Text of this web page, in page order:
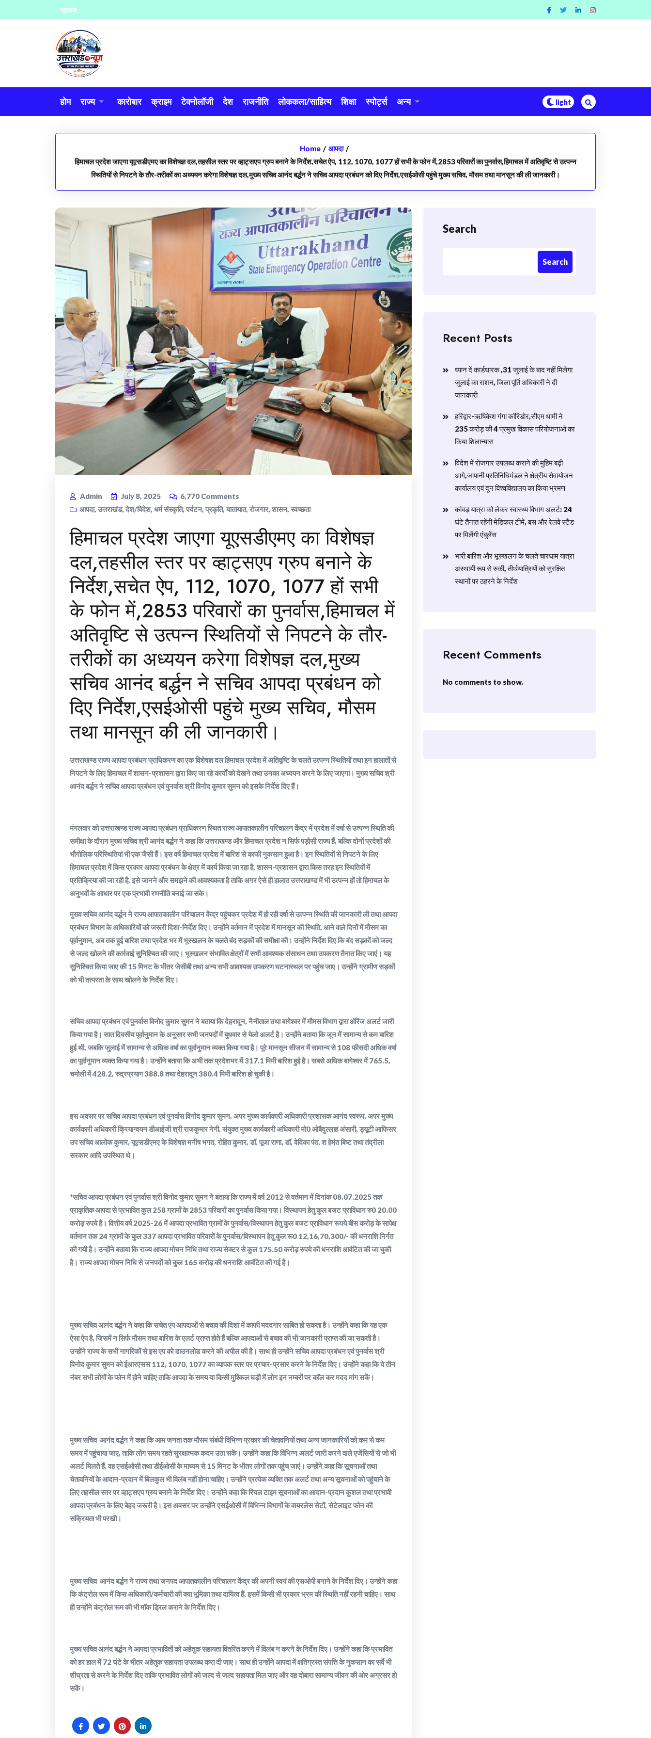
to
गढ़वाल
होम राज्य कारोबार क्राइम टेक्नोलॉजी देश राजनीति लोककला/साहित्य शिक्षा स्पोर्ट्स अन्य
Home / आपदा /
हिमाचल प्रदेश जाएगा यूएसडीएमए का विशेषज्ञ दल,तहसील स्तर पर व्हाट्सएप ग्रुप बनाने के निर्देश,सचेत ऐप, 112, 1070, 1077 हों सभी के फोन में,2853 परिवारों का पुनर्वास,हिमाचल में अतिवृष्टि से उत्पन्न
स्थितियों से निपटने के तौर-तरीकों का अध्ययन करेगा विशेषज्ञ दल,मुख्य सचिव आनंद बर्द्धन ने सचिव आपदा प्रबंधन को दिए निर्देश,एसईओसी पहुंचे मुख्य सचिव, मौसम तथा मानसून की ली जानकारी।
Admin July 8, 2025 6,770 Comments
आपदा, उत्तराखंड, देश/विदेश, धर्म संस्कृति, पर्यटन, प्रकृति, यातायात, रोजगार, शासन, स्वच्छता
हिमाचल प्रदेश जाएगा यूएसडीएमए का विशेषज्ञ
दल,तहसील स्तर पर व्हाट्सएप ग्रुप बनाने के
निर्देश,सचेत ऐप, 112, 1070, 1077 हों सभी
के फोन में,2853 परिवारों का पुनर्वास,हिमाचल में
अतिवृष्टि से उत्पन्न स्थितियों से निपटने के तौर-
तरीकों का अध्ययन करेगा विशेषज्ञ दल,मुख्य
सचिव आनंद बर्द्धन ने सचिव आपदा प्रबंधन को
दिए निर्देश,एसईओसी पहुंचे मुख्य सचिव, मौसम
तथा मानसून की ली जानकारी।
उत्तराखण्ड राज्य आपदा प्रबंधन प्राधिकरण का एक विशेषज्ञ दल हिमाचल प्रदेश में अतिवृष्टि के चलते उत्पन्न स्थितियों तथा इन हालातों से
निपटने के लिए हिमाचल में शासन-प्रशासन द्वारा किए जा रहे कार्यों को देखने तथा उनका अध्ययन करने के लिए जाएगा। मुख्य सचिव श्री
आनंद बर्द्धन ने सचिव आपदा प्रबंधन एवं पुनर्वास श्री विनोद कुमार सुमन को इसके निर्देश दिए हैं।
मंगलवार को उत्तराखण्ड राज्य आपदा प्रबंधन प्राधिकरण स्थित राज्य आपातकालीन परिचालन केंद्र में प्रदेश में वर्षा से उत्पन्न स्थिति की
समीक्षा के दौरान मुख्य सचिव श्री आनंद बर्द्धन ने कहा कि उत्तराखण्ड और हिमाचल प्रदेश न सिर्फ पड़ोसी राज्य हैं, बल्कि दोनों प्रदेशों की
भौगोलिक परिस्थितियां भी एक जैसी हैं। इस वर्ष हिमाचल प्रदेश में बारिश से काफी नुकसान हुआ है। इन स्थितियों से निपटने के लिए
हिमाचल प्रदेश में किस प्रकार आपदा प्रबंधन के क्षेत्र में कार्य किया जा रहा है, शासन-प्रशासन द्वारा किस तरह इन स्थितियों में
प्रतिक्रिया की जा रही है, इसे जानने और समझने की आवश्यकता है ताकि अगर ऐसे ही हालात उत्तराखण्ड में भी उत्पन्न हों तो हिमाचल के
अनुभवों के आधार पर एक प्रभावी रणनीति बनाई जा सके।
मुख्य सचिव आनंद वर्द्धन ने राज्य आपातकालीन परिचालन केंद्र पहुंचकर प्रदेश में हो रही वर्षा से उत्पन्न स्थिति की जानकारी ली तथा आपदा
प्रबंधन विभाग के अधिकारियों को जरूरी दिशा-निर्देश दिए। उन्होंने वर्तमान में प्रदेश में मानसून की स्थिति, आने वाले दिनों में मौसम का
पूर्वानुमान, अब तक हुई बारिश तथा प्रदेश भर में भूस्खलन के चलते बंद सड़कों की समीक्षा की। उन्होंने निर्देश दिए कि बंद सड़कों को जल्द
से जल्द खोलने की कार्रवाई सुनिश्चित की जाए। भूस्खलन संभावित क्षेत्रों में सभी आवश्यक संसाधन तथा उपकरण तैनात किए जाएं। यह
सुनिश्चित किया जाए की 15 मिनट के भीतर जेसीबी तथा अन्य सभी आवश्यक उपकरण घटनास्थल पर पहुंच जाए। उन्होंने ग्रामीण सड़कों
को भी तत्परता के साथ खोलने के निर्देश दिए।
सचिव आपदा प्रबंधन एवं पुनर्वास विनोद कुमार सुमन ने बताया कि देहरादून, नैनीताल तथा बागेश्वर में मौमस विभाग द्वारा ऑरेंज अलर्ट जारी
किया गया है। सात दिवसीय पूर्वानुमान के अनुसार सभी जनपदों में बुधवार से येलो अलर्ट है। उन्होंने बताया कि जून में सामान्य से कम बारिश
हुई थी, जबकि जुलाई में सामान्य से अधिक वर्षा का पूर्वानुमान व्यक्त किया गया है। पूरे मानसून सीजन में सामान्य से 108 फीसदी अधिक वर्षा
का पूर्वानुमान व्यक्त किया गया है। उन्होंने बताया कि अभी तक प्रदेशभर में 317.1 मिमी बारिश हुई है। सबसे अधिक बागेश्वर में 765.5,
चमोली में 428.2, रुद्रप्रयाग 388.8 तथा देहरादून 380.4 मिमी बारिश हो चुकी है।
इस अवसर पर सचिव आपदा प्रबंधन एवं पुनर्वास विनोद कुमार सुमन, अपर मुख्य कार्यकारी अधिकारी प्रशासक आनंद स्वरूप, अपर मुख्य
कार्यकारी अधिकारी क्रियान्वयन डीआईजी श्री राजकुमार नेगी, संयुक्त मुख्य कार्यकारी अधिकारी मो0 ओबैदुल्लाह अंसारी, ड्यूटी आफिसर
उप सचिव आलोक कुमार, यूएसडीएमए के विशेषज्ञ मनीष भगत, रोहित कुमार, डॉ. पूजा राणा, डॉ, वेदिका पंत, श हेमंत बिष्ट तथा तंद्रीला
सरकार आदि उपस्थित थे।
*सचिव आपदा प्रबंधन एवं पुनर्वास श्री विनोद कुमार सुमन ने बताया कि राज्य में वर्ष 2012 से वर्तमान में दिनांक 08.07.2025 तक
प्राकृतिक आपदा से प्रभावित कुल 258 ग्रामों के 2853 परिवारों का पुनर्वास किया गया। विस्थापन हेतु कुल बजट प्राविधान रु0 20.00
करोड़ रुपये है। वित्तीय वर्ष 2025-26 में आपदा प्रभावित ग्रामों के पुनर्वास/विस्थापन हेतु कुल बजट प्राविधान रूपये बीस करोड़ के सापेक्ष
वर्तमान तक 24 ग्रामों के कुल 337 आपदा प्रभावित परिवारों के पुनर्वास/विस्थापन हेतु कुल रू0 12,16,70,300/- की धनराशि निर्गत
की गयी है। उन्होंने बताया कि राज्य आपदा मोचन निधि तथा राज्य सेक्टर से कुल 175.50 करोड़ रुपये की धनराशि आवंटित की जा चुकी
है। राज्य आपदा मोचन निधि से जनपदों को कुल 165 करोड़ की धनराशि आवंटित की गई है।
मुख्य सचिव आनंद बर्द्धन ने कहा कि सचेत एप आपदाओं से बचाव की दिशा में काफी मददगार साबित हो सकता है। उन्होंने कहा कि यह एक
ऐसा ऐप है, जिसमें न सिर्फ मौसम तथा बारिश के एलर्ट प्राप्त होते हैं बल्कि आपदाओं से बचाव की भी जानकारी प्राप्त की जा सकती है।
उन्होंने राज्य के सभी नागरिकों से इस एप को डाउनलोड करने की अपील की है। साथ ही उन्होंने सचिव आपदा प्रबंधन एवं पुनर्वास श्री
विनोद कुमार सुमन को ईआरएसस 112, 1070, 1077 का व्यापक स्तर पर प्रचार-प्रसार करने के निर्देश दिए। उन्होंने कहा कि ये तीन
नंबर सभी लोगों के फोन में होने चाहिए ताकि आपदा के समय या किसी मुश्किल घड़ी में लोग इन नम्बरों पर कॉल कर मदद मांग सकें।
मुख्य सचिव आनंद वर्द्धन ने कहा कि आम जनता तक मौसम संबंधी विभिन्न प्रकार की चेतावनियों तथा अन्य जानकारियों को कम से कम
समय में पहुंचाया जाए, ताकि लोग समय रहते सुरक्षात्मक कदम उठा सकें। उन्होंने कहा कि विभिन्न अलर्ट जारी करने वाले एजेंसियों से जो भी
अलर्ट मिलते हैं, वह एसईओसी तथा डीईओसी के माध्यम से 15 मिनट के भीतर लोगों तक पहुंच जाएं। उन्होंने कहा कि सूचनाओं तथा
चेतावनियों के आदान-प्रदान में बिलकुल भी विलंब नहीं होना चाहिए। उन्होंने प्रत्येक व्यक्ति तक अलर्ट तथा अन्य सूचनाओं को पहुंचाने के
लिए तहसील स्तर पर व्हाट्सएप ग्रुप बनाने के निर्देश दिए। उन्होंने कहा कि रियल टाइम सूचनाओं का आदान-प्रदान कुशल तथा प्रभावी
आपदा प्रबंधन के लिए बेहद जरूरी है। इस अवसर पर उन्होंने एसईओसी में विभिन्न विभागों के वायरलेस सेटों, सेटेलाइट फोन की
सक्रियता भी परखी।
मुख्य सचिव आनंद बर्द्धन ने राज्य तथा जनपद आपातकालीन परिचालन केंद्र की अपनी स्वयं की एसओपी बनाने के निर्देश दिए। उन्होंने कहा
कि कंट्रोल रूम में किस अधिकारी/कर्मचारी की क्या भूमिका तथा दायित्व हैं, इसमें किसी भी प्रकार भ्रम की स्थिति नहीं रहनी चाहिए। साथ
ही उन्होंने कंट्रोल रूम की भी मॉक ड्रिल कराने के निर्देश दिए।
मुख्य सचिव आनंद बर्द्धन ने आपदा प्रभावितों को अहेतुक सहायता वितरित करने में विलंब न करने के निर्देश दिए। उन्होंने कहा कि प्रभावित
को हर हाल में 72 घंटे के भीतर अहेतुक सहायता उपलब्ध करा दी जाए। साथ ही उन्होंने आपदा में क्षतिग्रस्त संपत्ति के नुकसान का सर्वे भी
शीघ्रता से करने के निर्देश दिए ताकि प्रभावित लोगों को जल्द से जल्द सहायता मिल जाए और वह दोबारा सामान्य जीवन की ओर अग्रसर हो
सकें।
Search
Search
Recent Posts
ध्यान दें कार्डधारक ,31 जुलाई के बाद नहीं मिलेगा
जुलाई का राशन, जिला पूर्ति अधिकारी ने दी
जानकारी
हरिद्वार-ऋषिकेश गंगा कॉरिडोर,सीएम धामी ने
235 करोड़ की 4 प्रमुख विकास परियोजनाओं का
किया शिलान्यास
विदेश में रोजगार उपलब्ध कराने की मुहिम बढ़ी
आगे,जापानी प्रतिनिधिमंडल ने क्षेत्रीय सेवायोजन
कार्यालय एवं दून विश्वविद्यालय का किया भ्रमण
​कांवड़ यात्रा को लेकर स्वास्थ्य विभाग अलर्ट: 24
घंटे तैनात रहेंगी मेडिकल टीमें, बस और रेलवे स्टैंड
पर मिलेंगी एंबुलेंस
​भारी बारिश और भूस्खलन के चलते चारधाम यात्रा
अस्थायी रूप से रुकी, तीर्थयात्रियों को सुरक्षित
स्थानों पर ठहरने के निर्देश
Recent Comments
No comments to show.